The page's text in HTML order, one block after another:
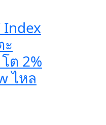
Index
ต 2%
ไหล